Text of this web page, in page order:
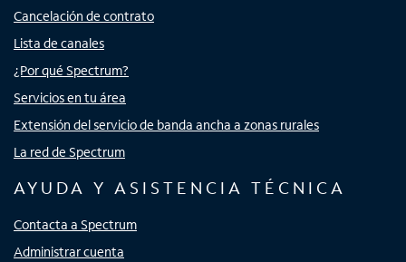
Cancelación de contrato
Lista de canales
¿Por qué Spectrum?
Servicios en tu área
Extensión del servicio de banda ancha a zonas rurales
La red de Spectrum
AYUDA Y ASISTENCIA TÉCNICA
Contacta a Spectrum
Administrar cuenta